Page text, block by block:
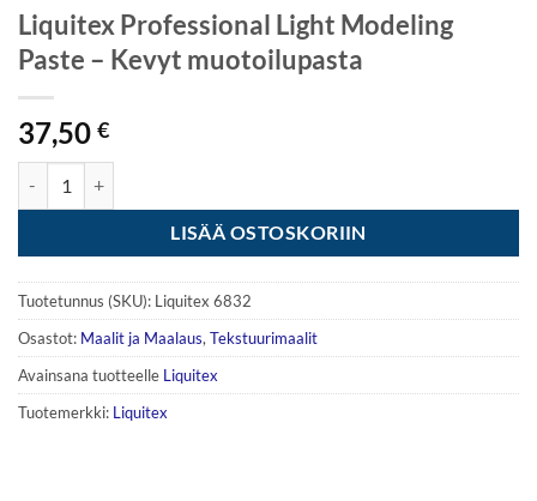
Liquitex Professional Light Modeling
Paste – Kevyt muotoilupasta
37,50 €
LISÄÄ OSTOSKORIIN
Tuotetunnus (SKU): Liquitex 6832
Osastot: Maalit ja Maalaus, Tekstuurimaalit
Avainsana tuotteelle Liquitex
Tuotemerkki: Liquitex